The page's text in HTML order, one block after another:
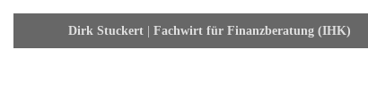
Skip to main content
Dirk Stuckert Fachwirt für Finanzberatung (IHK)